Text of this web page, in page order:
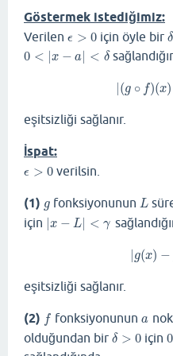
Göstermek istediğimiz:
Verilen ϵ > 0
ϵ >0 için öyle bir δ
δ
0 < |x − a| < δ
0 <|x −a |< δ
|(g ∘ f)(x)
|( g∘f)(x
eşitsizliği sağlanır.
İspat:
ϵ > 0
ϵ >0 verilsin.
(1) g
gfonksiyonunun L
L
için |x − L| < γ
x−L| <γ
|g(x) −
|g( x)
eşitsizliği sağlanır.
(2) f
f fonksiyonunun a
a
olduğundan bir δ > 0
δ >0 için 0
0